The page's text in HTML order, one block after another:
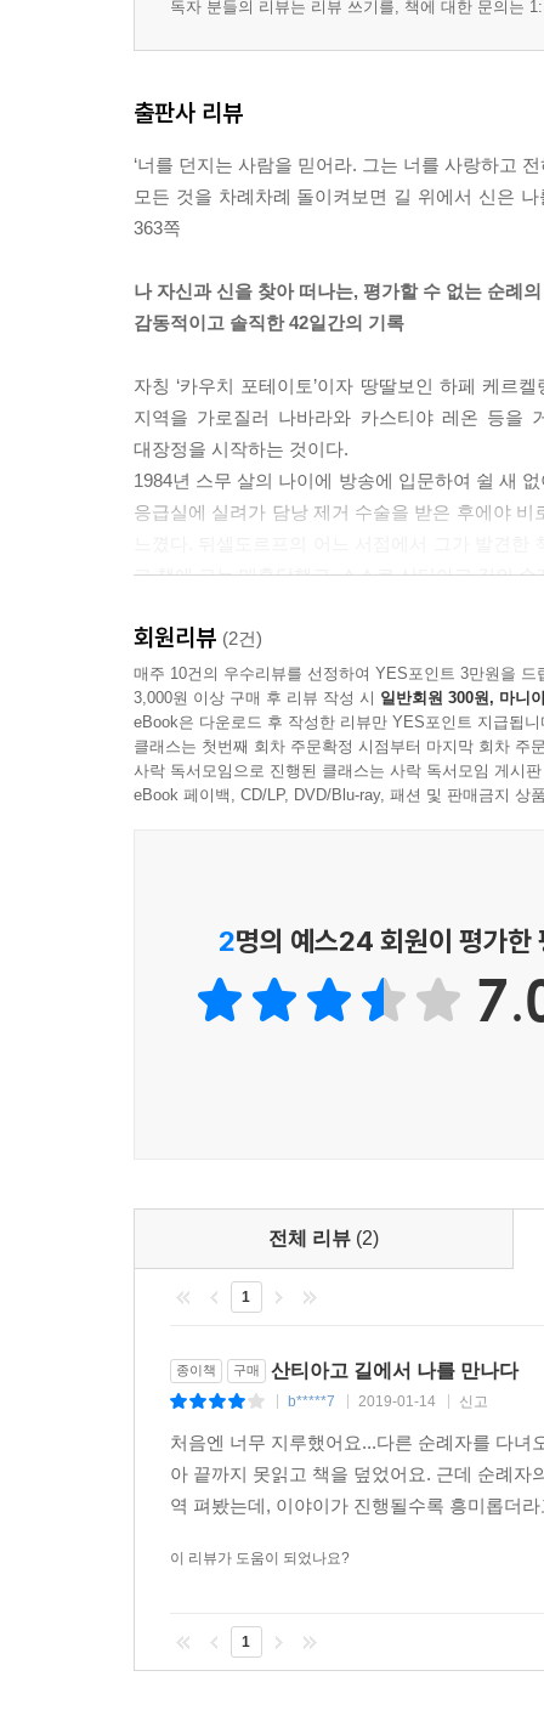
독자 분들의 리뷰는 리뷰 쓰기를, 책에 대한 문의는
출판사 리뷰
‘너를 던지는 사람을 믿어라. 그는 너를 사랑하고
모든 것을 차례차례 돌이켜보면 길 위에서 신은
363쪽
나 자신과 신을 찾아 떠나는, 평가할 수 없는 순례
감동적이고 솔직한 42일간의 기록
자칭 ‘카우치 포테이토’이자 땅딸보인 하페 케르
지역을 가로질러 나바라와 카스티야 레온 등을
대장정을 시작하는 것이다.
1984년 스무 살의 나이에 방송에 입문하여 쉴 새
응급실에 실려가 담낭 제거 수술을 받은 후에야
그 책에 그는 매혹당했고, 스스로 산티아고 길의
감수한‘진한 인간적인 만남’따위는 단호히 거부
청하는 것은 스스로를 학대하는 일이라고까지 생
놀랍게도 그가 길에서 만나는 모든 사람들은 산티
순간 각자가 찾고자 했던 그 무언가를 찾을 수
있는가, 그는 어떤 존재인가? 나는 누구인가?
성공한다면 그 일로 내 인생 또한 변화할 수 있을까
내 자신이 누구인지 나조차도 한 번도 제대로 알
우선 아주 겸손해져야 한다. 나는 누구인가?
- 본문 21쪽
힘들었다는 점에서 닮아 있다. 인생의 길 중간까
했다. 그러나 반을 지나왔을 때부터는 목적지까지
산티아고 길을 걸어갈수록 산티아고에 가까워
‘파헤쳐진 공사 현장’ 같다고 느끼는 그는 애써
‘나는 누구인가.’ 이것은 모든 고민의 시작이며,
“당신은 누구인가?” - 본문 361쪽
그리고, 마침내 신을 만나다!
회원리뷰 (2건)
매주 10건의 우수리뷰를 선정하여 YES포인트 3만원을 드
3,000원 이상 구매 후 리뷰 작성 시 일반회원 300원, 마니
eBook은 다운로드 후 작성한 리뷰만 YES포인트 지급됩니
클래스는 첫번째 회차 주문확정 시점부터 마지막 회차 주
사락 독서모임으로 진행된 클래스는 사락 독서모임 게시
eBook 페이백, CD/LP, DVD/Blu-ray, 패션 및 판매금지 상
2명의 예스24 회원이 평가한
전체 리뷰 (2)
1
종이책 구매 산티아고 길에서 나를 만나다
b*****7 2019-01-14 신고
처음엔 너무 지루했어요...다른 순례자를 다
아 끝까지 못읽고 책을 덮었어요. 근데 순례
역 펴봤는데, 이야이가 진행될수록 흥미롭더
이 리뷰가 도움이 되었나요?
1